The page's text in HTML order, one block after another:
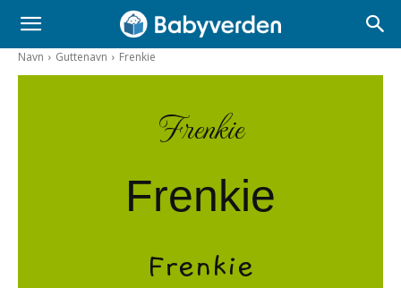
Navn Guttenavn Frenkie
Frenkie
Frenkie
Frenkie